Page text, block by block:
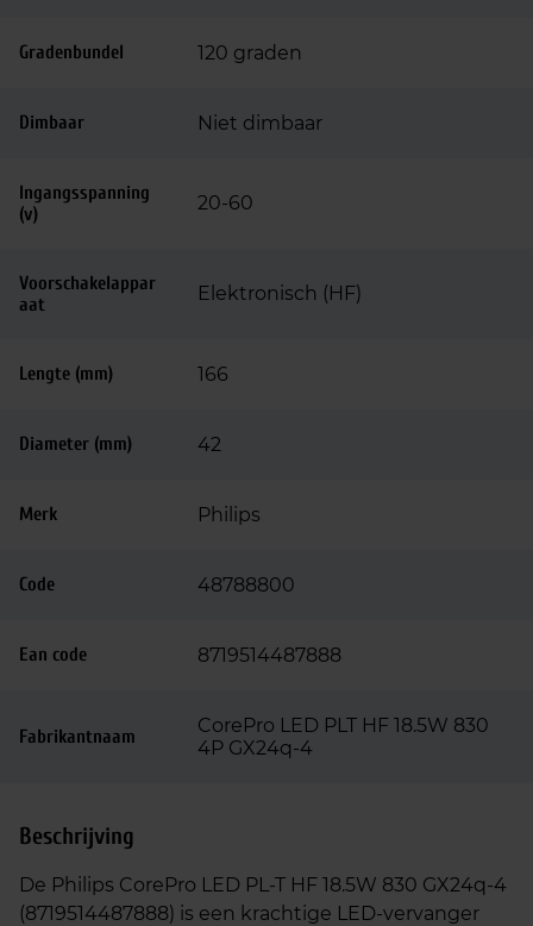
Gradenbundel 120 graden
Dimbaar Niet dimbaar
Ingangsspanning
(v)
20-60
Voorschakelappar
aat
Elektronisch (HF)
Lengte (mm) 166
Diameter (mm) 42
Merk Philips
Code 48788800
Ean code 8719514487888
Fabrikantnaam
CorePro LED PLT HF 18.5W 830
4P GX24q-4
Beschrijving
De Philips CorePro LED PL‑T HF 18.5W 830 GX24q‑4
(8719514487888) is een krachtige LED‑vervanger